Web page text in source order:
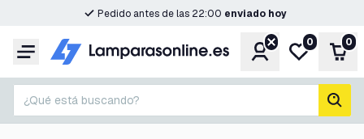
Pedido antes de las 22:00 enviado hoy
Menú CuentaMi lista de
0 0
¿Qué está buscando?